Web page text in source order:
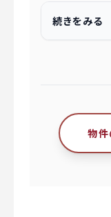
続きをみる
物件